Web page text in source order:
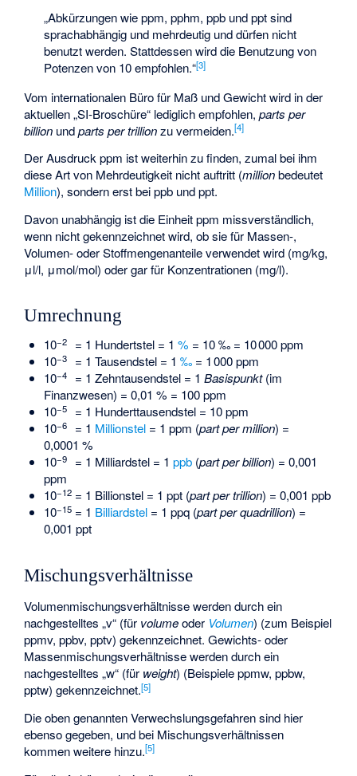
„Abkürzungen wie ppm, pphm, ppb und ppt sind
sprachabhängig und mehrdeutig und dürfen nicht
benutzt werden. Stattdessen wird die Benutzung von
Potenzen von 10 empfohlen.“[3]
Vom internationalen Büro für Maß und Gewicht wird in der
aktuellen „SI-Broschüre“ lediglich empfohlen,parts per
billion undparts per trillionzu vermeiden.[4]
Der Ausdruck ppm ist weiterhin zu finden, zumal bei ihm
diese Art von Mehrdeutigkeit nicht auftritt (millionbedeutet
Million), sondern erst bei ppb und ppt.
Davon unabhängig ist die Einheit ppm missverständlich,
wenn nicht gekennzeichnet wird, ob sie für Massen-,
Volumen- oder Stoffmengenanteile verwendet wird (mg/kg,
μl/l, μmol/mol) oder gar für Konzentrationen (mg/l).
Umrechnung
10−2 = 1 Hundertstel = 1 % = 10 ‰ = 10 000 ppm
10−3 = 1 Tausendstel = 1 ‰= 1 000 ppm
10−4 = 1 Zehntausendstel = 1 Basispunkt(im
Finanzwesen) = 0,01 % = 100 ppm
10−5
= 1 Hunderttausendstel = 10 ppm
10−6 = 1 Millionstel= 1 ppm (part per million) =
0,0001 %
10−9 = 1 Milliardstel = 1 ppb(part per billion) = 0,001
ppm
10−12= 1 Billionstel = 1 ppt (part per trillion) = 0,001 ppb
10−15= 1 Billiardstel= 1 ppq (part per quadrillion) =
0,001 ppt
Mischungsverhältnisse
Volumenmischungsverhältnisse werden durch ein
nachgestelltes „v“ (für volumeoder Volumen) (zum Beispiel
ppmv, ppbv, pptv) gekennzeichnet. Gewichts- oder
Massenmischungsverhältnisse werden durch ein
nachgestelltes „w“ (für weight) (Beispiele ppmw, ppbw,
pptw) gekennzeichnet.[5]
Die oben genannten Verwechslungsgefahren sind hier
ebenso gegeben, und bei Mischungsverhältnissen
kommen weitere hinzu.[5]